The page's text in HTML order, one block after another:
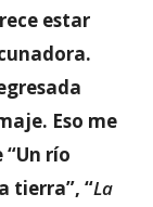
estar
Eso me
río
tierra”, “La